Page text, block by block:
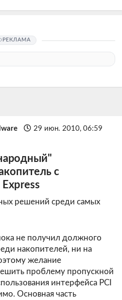
РЕКЛАМА
29 июн. 2010, 06:59
с
решений среди самых
не получил должного
накопителей, ни на
желание
проблему пропускной
интерфейса PCI
Основная часть